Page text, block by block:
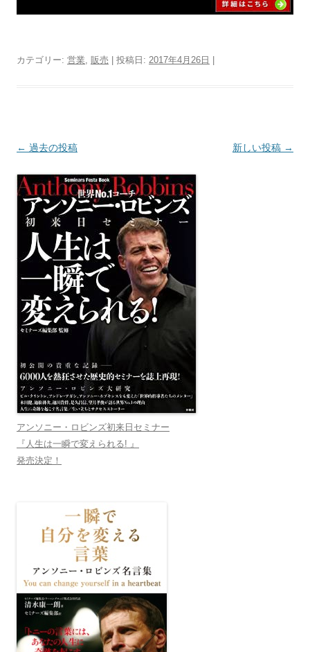
カテゴリー: 営業, 販売 | 投稿日: 2017年4月26日
投稿ナビゲーション
← 過去の投稿 新しい投稿 →
アンソニー・ロビンズ初来日セミナー
『人生は一瞬で変えられる! 』
発売決定！